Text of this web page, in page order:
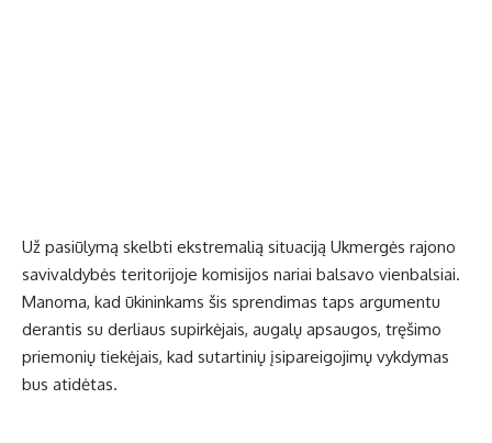
Už pasiūlymą skelbti ekstremalią situaciją Ukmergės rajono
savivaldybės teritorijoje komisijos nariai balsavo vienbalsiai.
Manoma, kad ūkininkams šis sprendimas taps argumentu
derantis su derliaus supirkėjais, augalų apsaugos, tręšimo
priemonių tiekėjais, kad sutartinių įsipareigojimų vykdymas
bus atidėtas.